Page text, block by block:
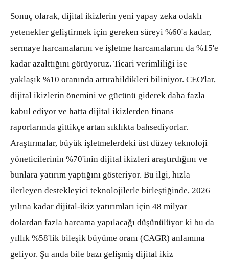
Sonuç olarak, dijital ikizlerin yeni yapay zeka odaklı
yetenekler geliştirmek için gereken süreyi %60'a kadar,
sermaye harcamalarını ve işletme harcamalarını da %15'e
kadar azalttığını görüyoruz. Ticari verimliliği ise
yaklaşık %10 oranında artırabildikleri biliniyor. CEO'lar,
dijital ikizlerin önemini ve gücünü giderek daha fazla
kabul ediyor ve hatta dijital ikizlerden finans
raporlarında gittikçe artan sıklıkta bahsediyorlar.
Araştırmalar, büyük işletmelerdeki üst düzey teknoloji
yöneticilerinin %70'inin dijital ikizleri araştırdığını ve
bunlara yatırım yaptığını gösteriyor. Bu ilgi, hızla
ilerleyen destekleyici teknolojilerle birleştiğinde, 2026
yılına kadar dijital-ikiz yatırımları için 48 milyar
dolardan fazla harcama yapılacağı düşünülüyor ki bu da
yıllık %58'lik bileşik büyüme oranı (CAGR) anlamına
geliyor. Şu anda bile bazı gelişmiş dijital ikiz